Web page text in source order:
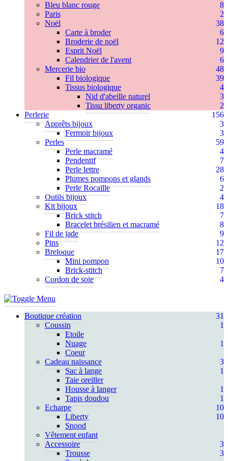
Bleu blanc rouge
8
Paris
2
Noël
38
Carte à broder
6
Broderie de noël
12
Esprit Noël
9
Calendrier de l'avent
6
Mercerie bio
48
Fil biologique
39
Tissus biologique
4
Nid d'abeille naturel
3
Tissu liberty organic
2
Perlerie
156
Apprêts bijoux
3
Fermoir bijoux
3
Perles
59
Perle macramé
4
Pendentif
7
Perle lettre
28
Plumes pompons et glands
6
Perle Rocaille
2
Outils bijoux
4
Kit bijoux
18
Brick stitch
7
Bracelet brésilien et macramé
8
Fil de jade
9
Pins
12
Breloque
17
Mini pompon
10
Brick-stitch
7
Cordon de soie
4
Boutique création
31
Coussin
1
Etoile
Nuage
1
Coeur
Cadeau naissance
3
Sac à lange
1
Taie oreiller
Housse à langer
1
Tapis doudou
1
Echarpe
10
Liberty
10
Snood
Vêtement enfant
Accessoire
3
Trousse
3